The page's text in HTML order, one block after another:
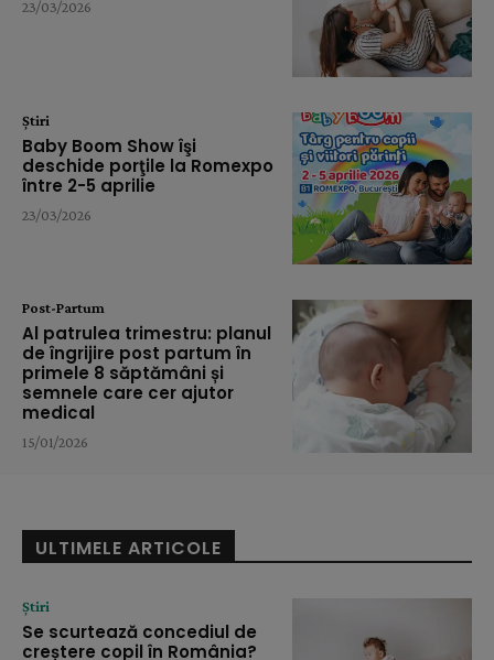
23/03/2026
Știri
Baby Boom Show îşi
deschide porţile la Romexpo
între 2-5 aprilie
23/03/2026
Post-Partum
Al patrulea trimestru: planul
de îngrijire post partum în
primele 8 săptămâni și
semnele care cer ajutor
medical
15/01/2026
ULTIMELE ARTICOLE
Știri
Se scurtează concediul de
creștere copil în România?